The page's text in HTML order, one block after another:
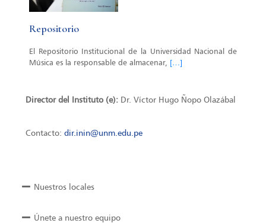
Repositorio
El Repositorio Institucional de la Universidad Nacional de
Música es la responsable de almacenar, […]
Director del Instituto (e):Dr. Víctor Hugo Ñopo Olazábal
Contacto: dir.inin@unm.edu.pe
Nuestros locales
Únete a nuestro equipo